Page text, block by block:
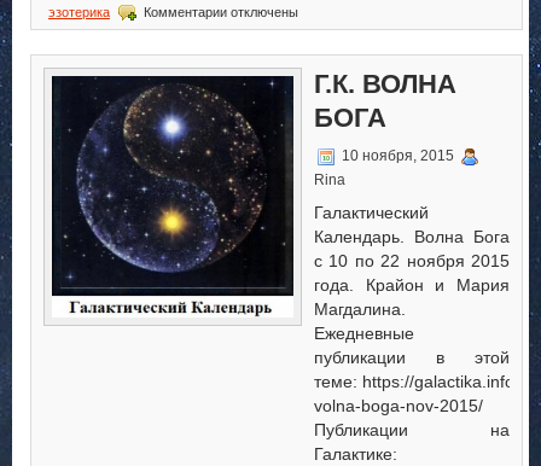
эзотерика
Комментариик
записи
Волна
Орла
отключены
Г.К. ВОЛНА
БОГА
10 ноября, 2015
Rina
Галактический
Календарь. Волна Бога
с 10 по 22 ноября 2015
года. Крайон и Мария
Магдалина.
Ежедневные
публикации в этой
теме: https://galactika.info/
volna-boga-nov-2015/
Публикации на
Галактике: